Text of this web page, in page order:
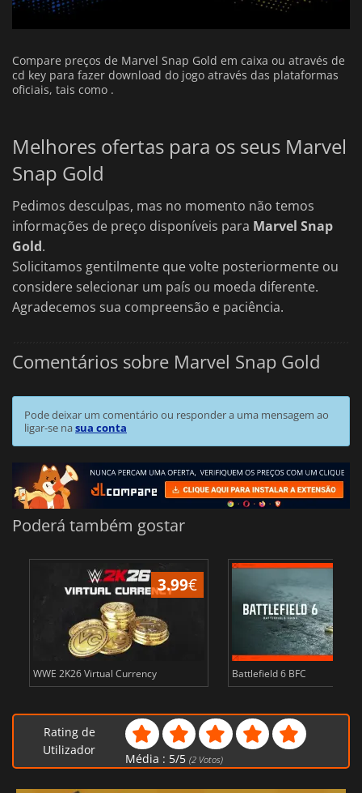
Compare preços de Marvel Snap Gold em caixa ou através de
cd key para fazer download do jogo através das plataformas
oficiais, tais como .
Melhores ofertas para os seus Marvel
Snap Gold
Pedimos desculpas, mas no momento não temos
informações de preço disponíveis para Marvel Snap
Gold.
Solicitamos gentilmente que volte posteriormente ou
considere selecionar um país ou moeda diferente.
Agradecemos sua compreensão e paciência.
Comentários sobre Marvel Snap Gold
Pode deixar um comentário ou responder a uma mensagem ao
ligar-se nasua conta
Poderá também gostar
3.99€
WWE 2K26 Virtual Currency Battlefield 6 BFC
Rating de
Utilizador
Média : 5/5 (2Votos)